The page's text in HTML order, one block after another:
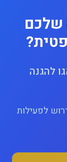
שלכם
להגנה
לפעילות